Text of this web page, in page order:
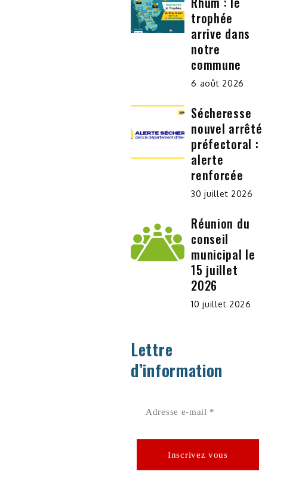
trophée
arrive dans
notre
commune
6 août 2026
Sécheresse
nouvel arrêté
préfectoral :
alerte
renforcée
30 juillet 2026
Réunion du
conseil
municipal le
15 juillet
2026
10 juillet 2026
Lettre
d’information